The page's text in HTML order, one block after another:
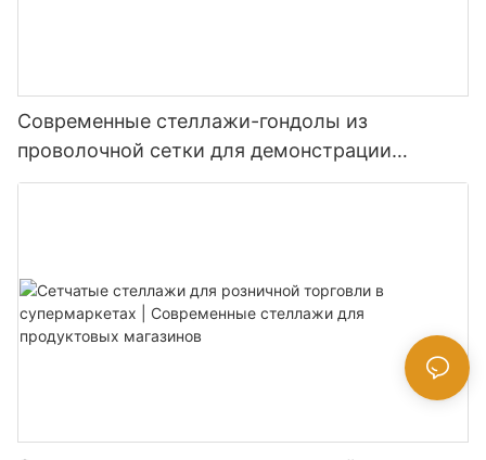
Современные стеллажи-гондолы из
проволочной сетки для демонстрации
товаров в супермаркетах.